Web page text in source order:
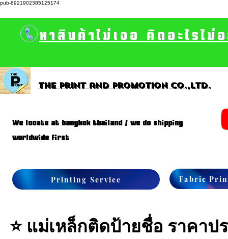
pub-8921902385125174
หาสินค้าไม่เจอ คิดอะไรไ
The print and promotion CO.,Ltd.
We locate at bangkok thailand / we do shipping
worldwide first
Printing Service Fabric
⭐ แม่เหล็กติดป้ายชื่อ ราคาป